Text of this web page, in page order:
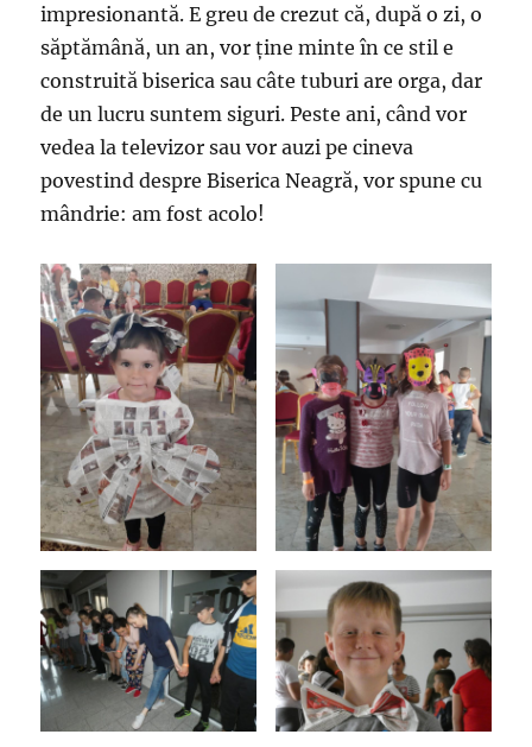
impresionantă. E greu de crezut că, după o zi, o
săptămână, un an, vor ține minte în ce stil e
construită biserica sau câte tuburi are orga, dar
de un lucru suntem siguri. Peste ani, când vor
vedea la televizor sau vor auzi pe cineva
povestind despre Biserica Neagră, vor spune cu
mândrie: am fost acolo!